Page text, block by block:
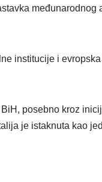
međunarodnog
institucije i
posebno kroz
je istaknuta kao